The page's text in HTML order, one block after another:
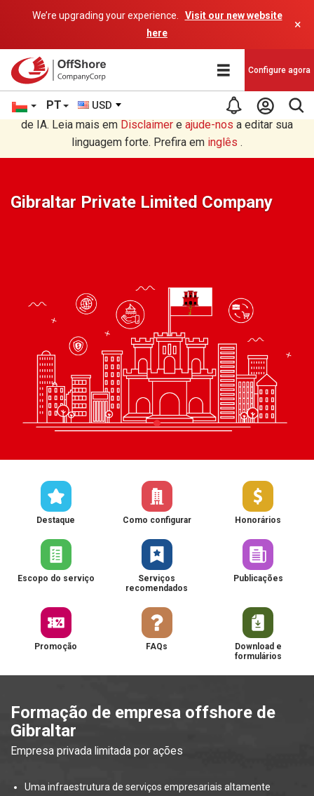
We’re upgrading your experience.
Visit our new website
here
×
PT USD
Configure agora
Você está lendo em Português tradução por um programa
de IA. Leia mais em Disclaimer e ajude-nos a editar sua
linguagem forte. Prefira em inglês .
Gibraltar Private Limited Company
Destaque Como configurar Honorários
Escopo do serviço
Serviços
recomendados
Publicações
Promoção FAQs
Download e
formulários
Formação de empresa offshore de
Gibraltar
Empresa privada limitada por ações
Uma infraestrutura de serviços empresariais altamente